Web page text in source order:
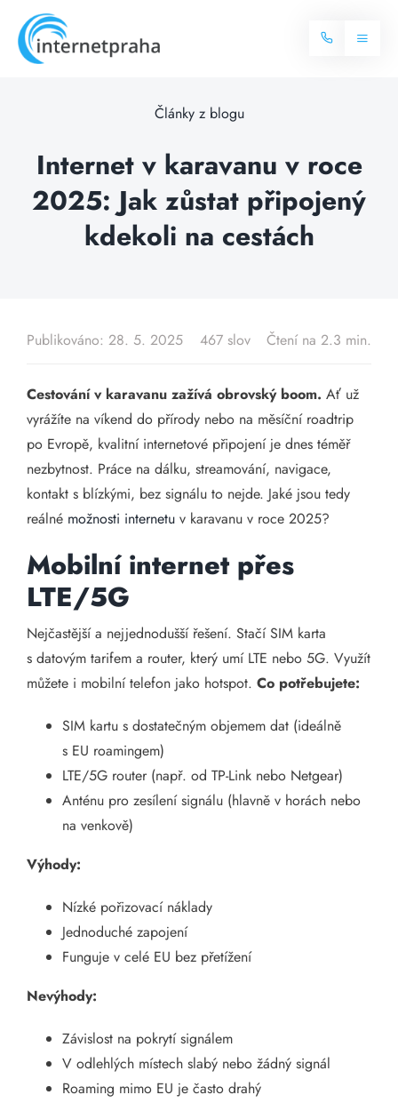
content
Toggle
Balíčky internetu
Více o internetu
Televize
Články z blogu
Internet v karavanu v roce
2025: Jak zůstat připojený
kdekoli na cestách
Publikováno: 28. 5. 2025 467 slov Čtení na 2.3 min.
Cestování v karavanu zažívá obrovský boom. Ať už
vyrážíte na víkend do přírody nebo na měsíční roadtrip
po Evropě, kvalitní internetové připojení je dnes téměř
nezbytnost. Práce na dálku, streamování, navigace,
kontakt s blízkými, bez signálu to nejde. Jaké jsou tedy
reálné možnosti internetu v karavanu v roce 2025?
Mobilní internet přes
LTE/5G
Nejčastější a nejjednodušší řešení. Stačí SIM karta
s datovým tarifem a router, který umí LTE nebo 5G. Využít
můžete i mobilní telefon jako hotspot. Co potřebujete:
SIM kartu s dostatečným objemem dat (ideálně
s EU roamingem)
LTE/5G router (např. od TP-Link nebo Netgear)
Anténu pro zesílení signálu (hlavně v horách nebo
na venkově)
Výhody:
Nízké pořizovací náklady
Jednoduché zapojení
Funguje v celé EU bez přetížení
Nevýhody:
Závislost na pokrytí signálem
V odlehlých místech slabý nebo žádný signál
Roaming mimo EU je často drahý